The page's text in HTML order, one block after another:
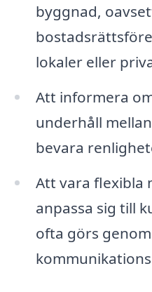
byggnad,
lokaler eller
Att informera
underhåll
bevara
Att vara flexibla
anpassa sig till
ofta görs